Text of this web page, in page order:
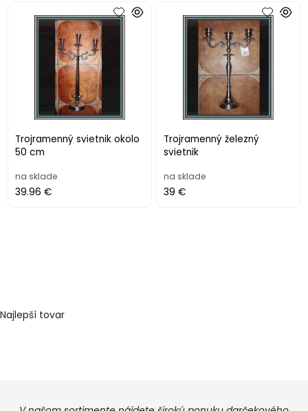
Trojramenný svietnik okolo
50 cm
na sklade
39.96 €
Trojramenný železný
svietnik
na sklade
39 €
Najlepší tovar